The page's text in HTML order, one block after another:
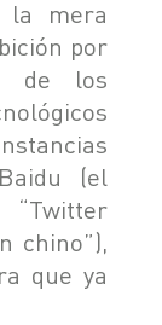
la mera
por
de los
(el
“Twitter
chino”),
que ya